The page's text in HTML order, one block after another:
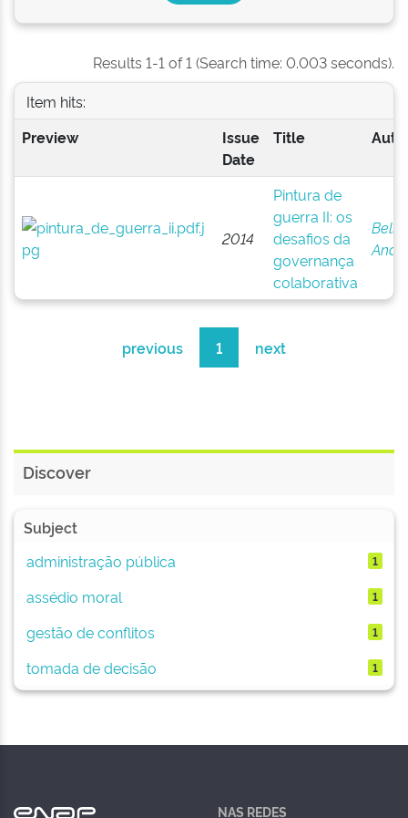
Results 1-1 of 1 (Search time: 0.003 seconds).
Item hits:
Preview
Issue
Date
Title
2014
Pintura de
guerra II: os
desafios da
governança
colaborativa
Bello,
previous 1 next
Discover
Subject
administração pública
1
assédio moral 1
gestão de conflitos 1
tomada de decisão 1
NAS REDES